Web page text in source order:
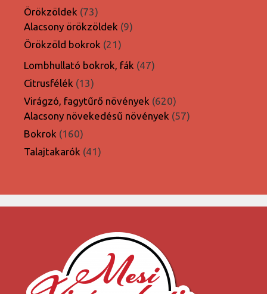
Örökzöldek 7373
termék
Alacsony örökzöldek 99
Örökzöld bokrok 2121
termék
Lombhullató bokrok, fák 4747
Citrusfélék 1313
termék
Virágzó, fagytűrő növények 620620
termék
Alacsony növekedésű növények 5757
Bokrok 160160
termék
Talajtakarók 4141